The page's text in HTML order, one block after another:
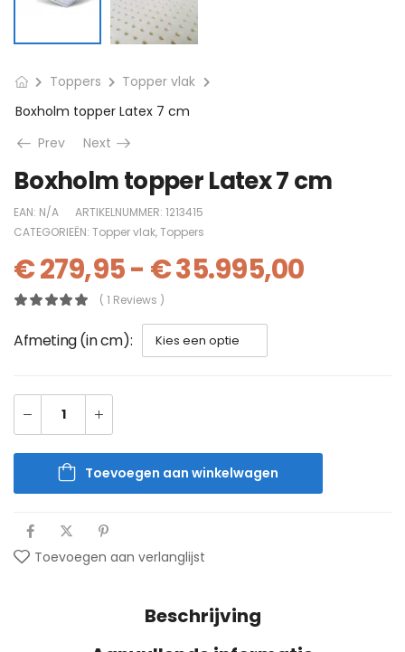
Toppers
Topper vlak
Boxholm topper Latex 7 cm
Prev
Next
Boxholm topper Latex 7 cm
EAN: N/A ARTIKELNUMMER: 1213415
CATEGORIEËN: Topper vlak,Toppers
€279,95- €35.995,00
( 1 Reviews )
Afmeting (in cm)
Toevoegen aan winkelwagen
Toevoegen aan verlanglijst
Beschrijving